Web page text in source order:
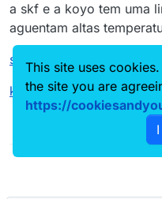
a skf e a koyo tem uma
aguentam altas
skf
koyo
This site uses
the site you are
https://